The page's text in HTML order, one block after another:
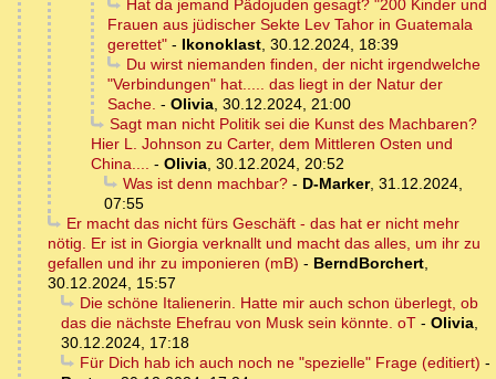
Hat da jemand Pädojuden gesagt? "200 Kinder und
Frauen aus jüdischer Sekte Lev Tahor in Guatemala
gerettet" - Ikonoklast, 30.12.2024, 18:39
Du wirst niemanden finden, der nicht irgendwelche
"Verbindungen" hat..... das liegt in der Natur der
Sache. - Olivia, 30.12.2024, 21:00
Sagt man nicht Politik sei die Kunst des Machbaren?
Hier L. Johnson zu Carter, dem Mittleren Osten und
China.... - Olivia, 30.12.2024, 20:52
Was ist denn machbar?- D-Marker, 31.12.2024,
07:55
Er macht das nicht fürs Geschäft - das hat er nicht mehr
nötig. Er ist in Giorgia verknallt und macht das alles, um ihr zu
gefallen und ihr zu imponieren (mB) - BerndBorchert,
30.12.2024, 15:57
Die schöne Italienerin. Hatte mir auch schon überlegt, ob
das die nächste Ehefrau von Musk sein könnte. oT - Olivia,
30.12.2024, 17:18
Für Dich hab ich auch noch ne "spezielle" Frage (editiert) -